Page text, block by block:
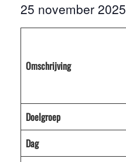
25 november 2025
Omschrijving
Doelgroep
Dag